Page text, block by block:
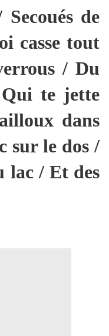
de
casse tout
/ Du
te jette
dans
sur le dos /
lac / Et des